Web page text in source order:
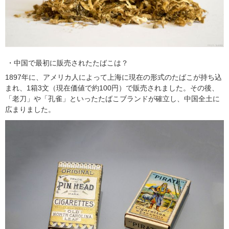
中国で最初に販売されたたばこは？
1897年に、アメリカ人によって上海に現在の形式のたばこが持ち込
まれ、1箱3文（現在価値で約100円）で販売されました。その後、
「老刀」や「孔雀」といったたばこブランドが確立し、中国全土に
広まりました。